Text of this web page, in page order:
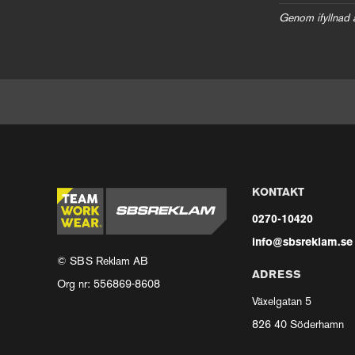
Genom ifyllnad
© SBS Reklam AB
Org nr: 556869-8608
KONTAKT
0270-10420
info@sbsreklam.se
ADRESS
Växelgatan 5
826 40 Söderhamn